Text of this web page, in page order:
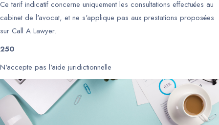
Ce tarif indicatif concerne uniquement les consultations effectuées au
cabinet de l'avocat, et ne s'applique pas aux prestations proposées
sur Call A Lawyer.
250
N'accepte pas l'aide juridictionnelle